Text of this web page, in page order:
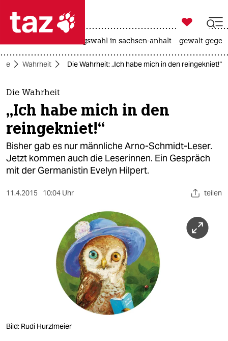
 taz zahl ich
taz zahl ich
themen
politik
öko
gesellschaft

taz zahl ich
landtagswahl in sachsen-anhalt gewalt
Wahrheit Die Wahrheit: „Ich habe mich in den reingekniet!“
Die Wahrheit
„Ich habe mich in den
reingekniet!“
Bisher gab es nur männliche Arno-Schmidt-Leser.
Jetzt kommen auch die Leserinnen. Ein Gespräch
mit der Germanistin Evelyn Hilpert.
11.4.2015 10:04 Uhr teilen
Bild: Rudi Hurzlmeier